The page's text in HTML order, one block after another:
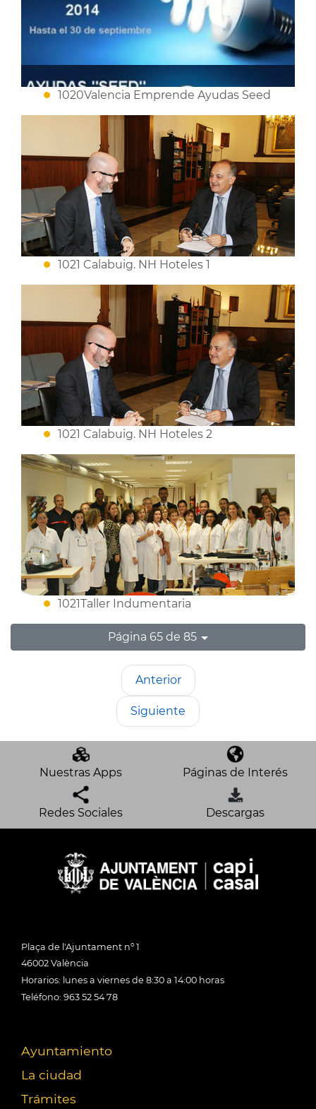
1020Valencia Emprende Ayudas Seed
1021 Calabuig. NH Hoteles 1
1021 Calabuig. NH Hoteles 2
1021Taller Indumentaria
Página 65 de 85
Anterior
Siguiente
Nuestras Apps Páginas de Interés
Redes Sociales Descargas
Plaça de l'Ajuntament nº 1
46002 València
Horarios: lunes a viernes de 8:30 a 14:00 horas
Teléfono: 963 52 54 78
Ayuntamiento
La ciudad
Trámites